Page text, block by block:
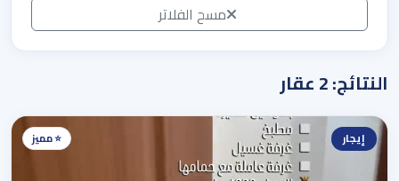
مسح الفلاتر
النتائج: 2 عقار
إيجار ⭐ مميز